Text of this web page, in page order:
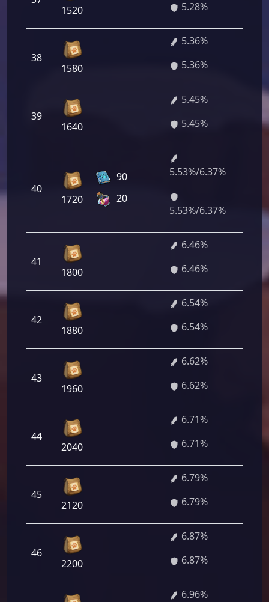
1520
5.28%
38
1580
5.36%
5.36%
39
1640
5.45%
5.45%
40
1720
90
20
5.53%/6.37%
5.53%/6.37%
41
1800
6.46%
6.46%
42
1880
6.54%
6.54%
43
1960
6.62%
6.62%
44
2040
6.71%
6.71%
483
45
2120
6.79%
6.79%
46
2200
6.87%
6.87%
6.96%